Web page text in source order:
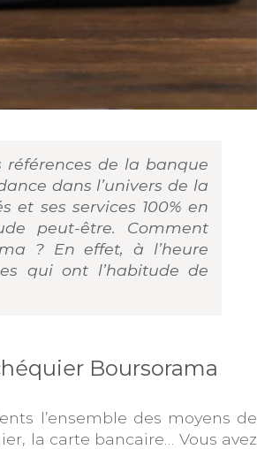
références de la banque
dans l’univers de la
et ses services 100% en
peut-être. Comment
? En effet, à l’heure
qui ont l’habitude de
Boursorama
l’ensemble des moyens de
la carte bancaire… Vous avez